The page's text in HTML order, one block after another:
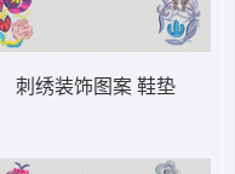
刺绣装饰图案 鞋垫